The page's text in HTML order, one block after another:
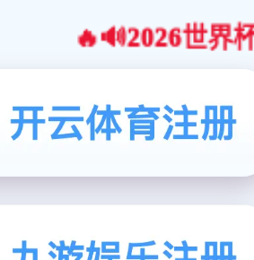
🔥🔊2026世界杯官网